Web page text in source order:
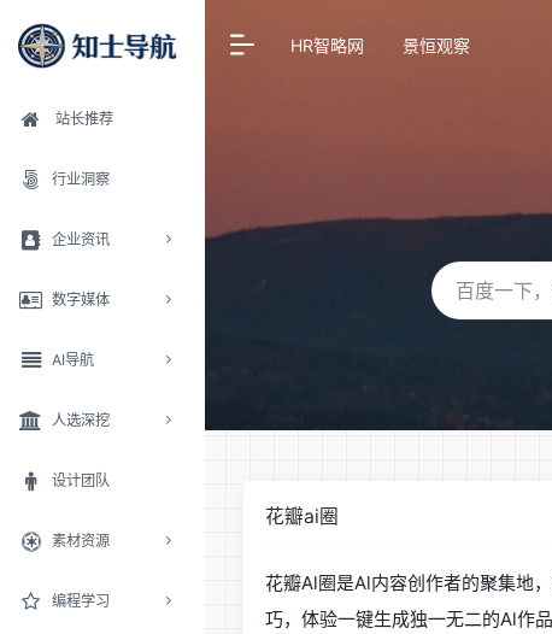
站长推荐
行业洞察
企业资讯
数字媒体
AI导航
人选深挖
设计团队
素材资源
编程学习
HR智略网 景恒观察
花瓣ai圈
花瓣Al圈是Al内容创作者的聚集地
巧，体验一键生成独一无二的Al作